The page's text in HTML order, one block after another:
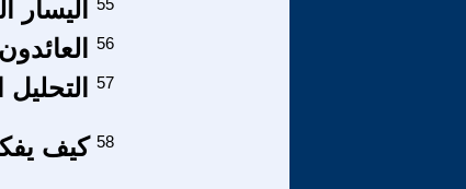
55
56
57
كيف 58